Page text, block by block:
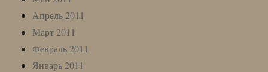
Апрель 2011
Март 2011
Февраль 2011
Январь 2011